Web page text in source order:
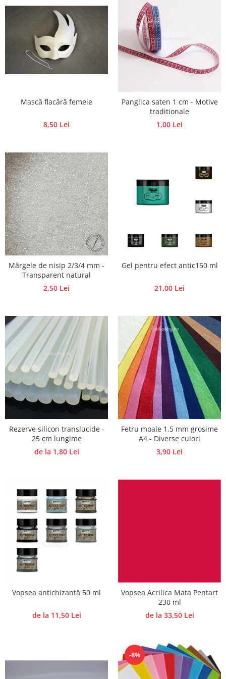
Traforaj, pirogravura
Polistiren
Ceramica
Accesorii floristica
Plante uscate
Articole din bumbac
Saculeti
Design cofetarie
Forme pentru turnat ciocolata
Mozaic
Pictura pe fata si corp
Vopsea pentru fata si corp
Accesorii pictura pe fata
Pluta
Mască flacără femeie
8,50 Lei
Panglica saten 1 cm - Motive
traditionale
1,00 Lei
Mărgele de nisip 2/3/4 mm -
Transparent natural
2,50 Lei
Gel pentru efect antic150 ml
21,00 Lei
Rezerve silicon translucide -
25 cm lungime
de la 1,80 Lei
Fetru moale 1.5 mm grosime
A4 - Diverse culori
3,90 Lei
Vopsea antichizantă 50 ml
de la 11,50 Lei
Vopsea Acrilica Mata Pentart
230 ml
de la 33,50 Lei
-8%